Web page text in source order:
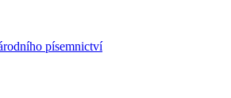
písemnictví